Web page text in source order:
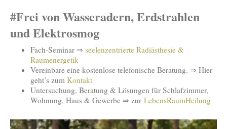
#Frei von Wasseradern, Erdstrahlen
und Elektrosmog
Fach-Seminar ⇒ seelenzentrierte Radiästhesie &
Raumenergetik
Vereinbare eine kostenlose telefonische Beratung. ⇒ Hier
geht’s zum Kontakt
Untersuchung, Beratung & Lösungen für Schlafzimmer,
Wohnung, Haus & Gewerbe ⇒ zur LebensRaumHeilung